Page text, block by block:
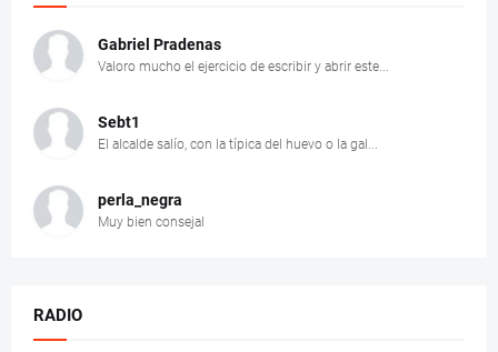
Gabriel Pradenas
Valoro mucho el ejercicio de escribir y abrir este...
Sebt1
El alcalde salío, con la típica del huevo o la gal...
perla_negra
Muy bien consejal
RADIO